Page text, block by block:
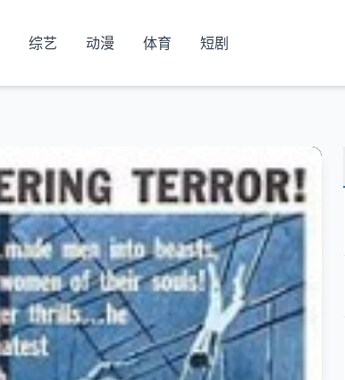
综艺 动漫 体育 短剧